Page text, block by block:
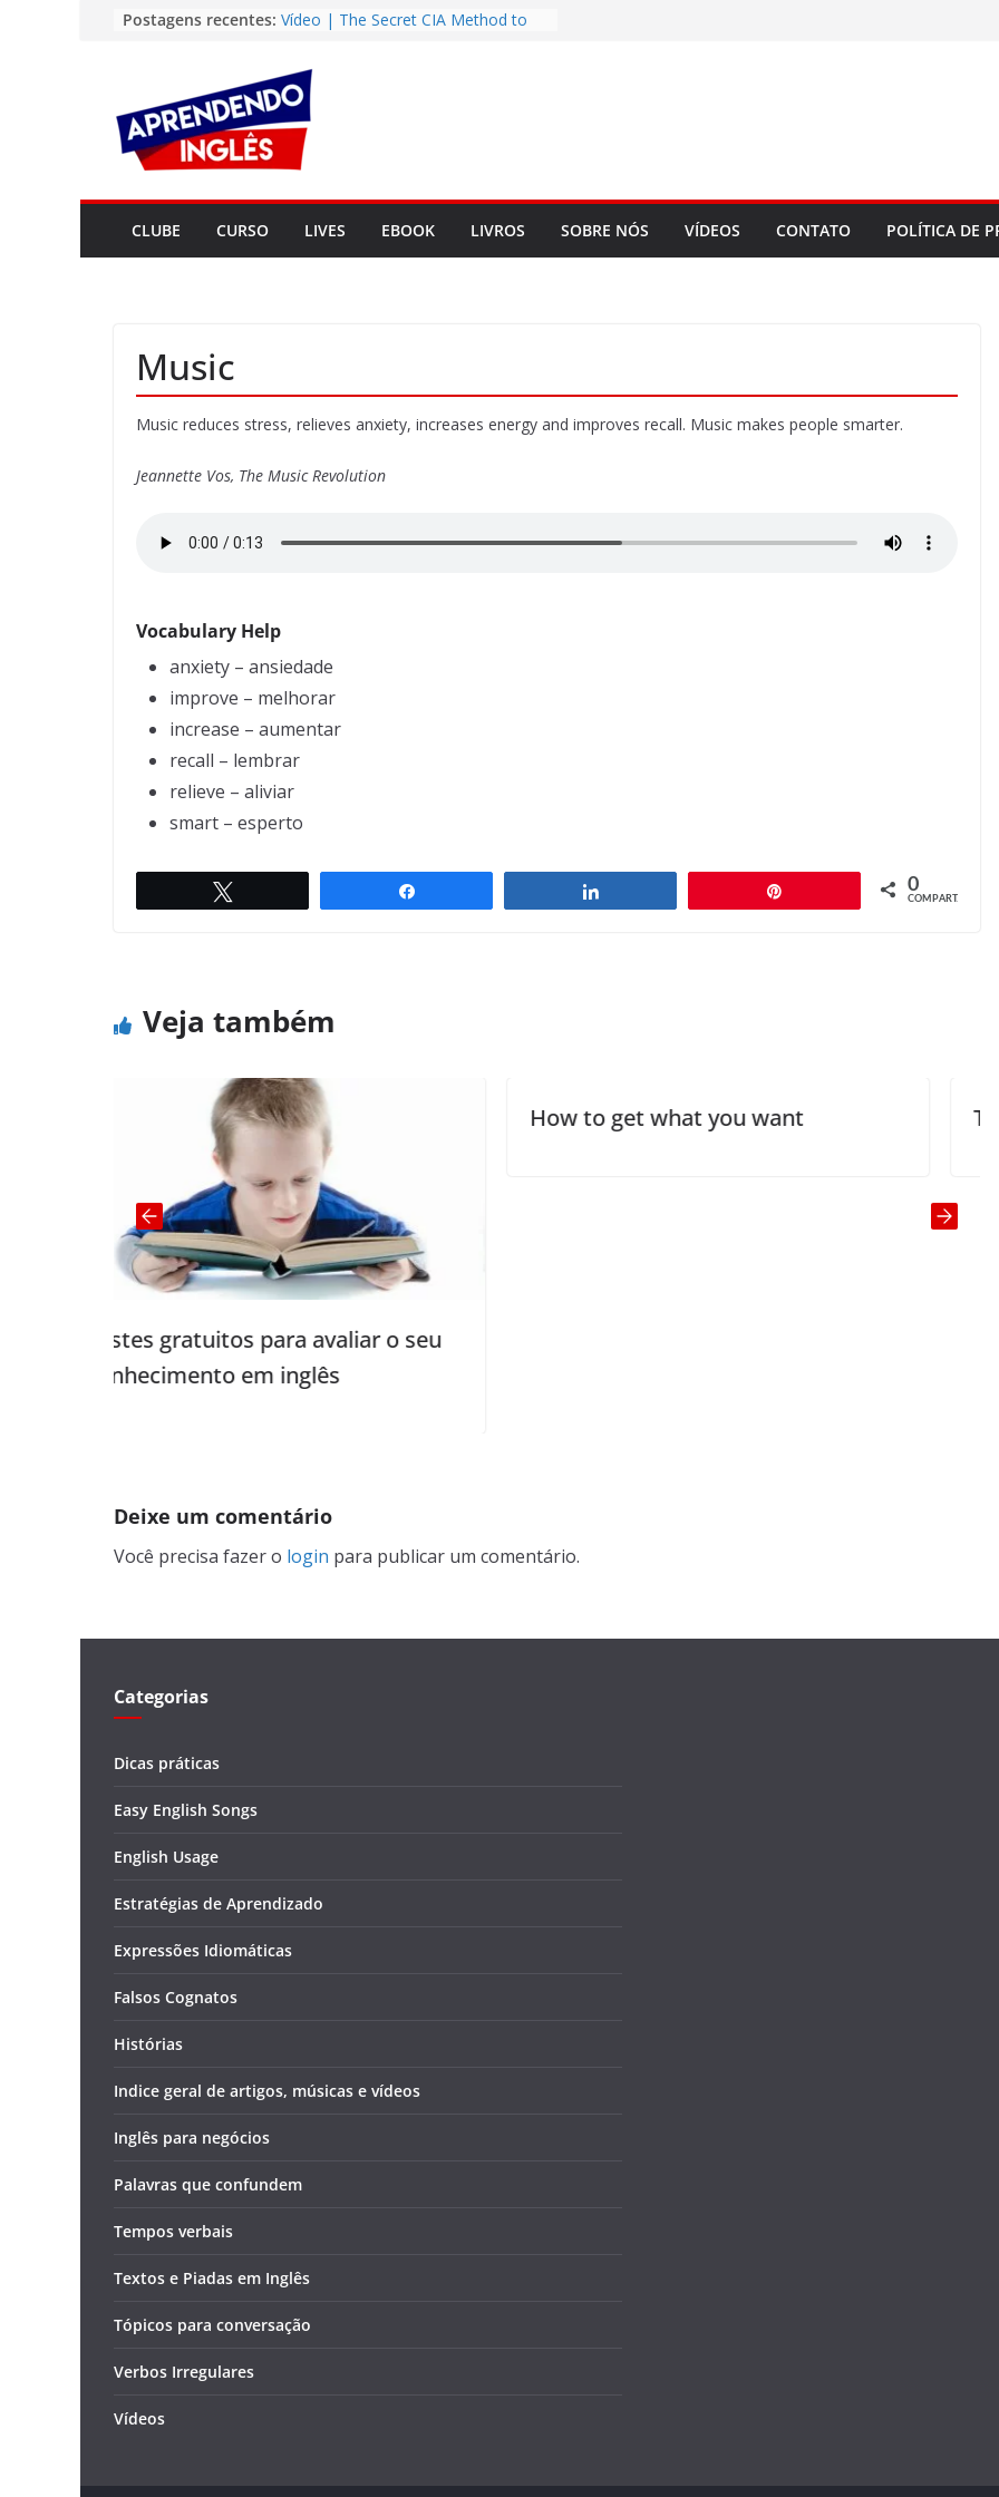
conteúdo
Postagens recentes: Vídeo | The Secret CIA Method to
Vídeo | How I m using NotebookLM
to power up my language learning
Vídeo | Do imaginary friends make
you smarter?
Story | Brasília: The City That Rose
from the Wilderness
Easy English Song | Somewhere
Over the Rainbow (Israel
Kamakawiwo’ole)
CLUBE CURSO LIVES EBOOK LIVROS SOBRE NÓS VÍDEOS CONTATO POLÍTICA DE
Music
Music reduces stress, relieves anxiety, increases energy and improves recall. Music makes people smarter.
Jeannette Vos, The Music Revolution
Vocabulary Help
anxiety – ansiedade
improve – melhorar
increase – aumentar
recall – lembrar
relieve – aliviar
smart – esperto
0
COMPART.
Veja também
gratuitos para avaliar o seu
em inglês
How to get what you want
Deixe um comentário
Você precisa fazer o login para publicar um comentário.
Categorias
Dicas práticas
Easy English Songs
English Usage
Estratégias de Aprendizado
Expressões Idiomáticas
Falsos Cognatos
Histórias
Indice geral de artigos, músicas e vídeos
Inglês para negócios
Palavras que confundem
Tempos verbais
Textos e Piadas em Inglês
Tópicos para conversação
Verbos Irregulares
Vídeos